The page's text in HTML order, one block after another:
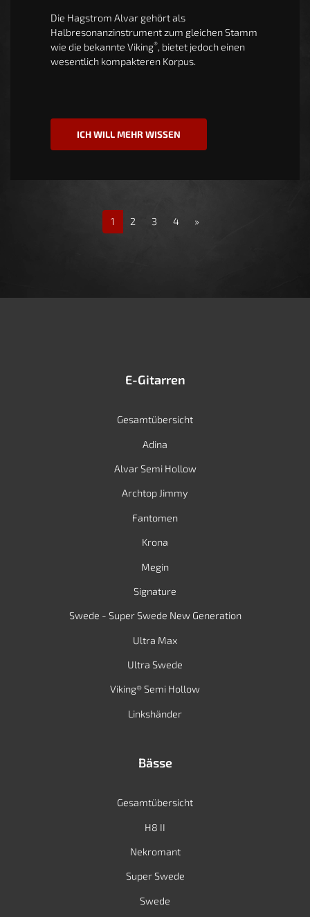
Die Hagstrom Alvar gehört als
Halbresonanzinstrument zum gleichen Stamm
wie die bekannte Viking®, bietet jedoch einen
wesentlich kompakteren Korpus.
ICH WILL MEHR WISSEN
1 2 3 4 »
E-Gitarren
Gesamtübersicht
Adina
Alvar Semi Hollow
Archtop Jimmy
Fantomen
Krona
Megin
Signature
Swede - Super Swede New Generation
Ultra Max
Ultra Swede
Viking® Semi Hollow
Linkshänder
Bässe
Gesamtübersicht
H8 II
Nekromant
Super Swede
Swede